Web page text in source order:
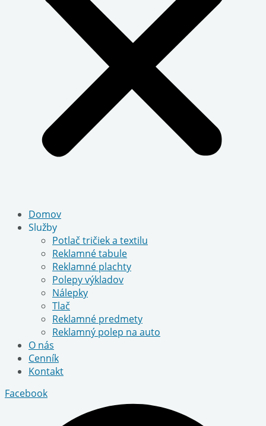
Domov
Služby
Potlač tričiek a textilu
Reklamné tabule
Reklamné plachty
Polepy výkladov
Nálepky
Tlač
Reklamné predmety
Reklamný polep na auto
O nás
Cenník
Kontakt
Facebook